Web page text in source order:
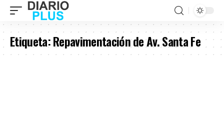
Etiqueta:Repavimentación de Av. Santa Fe